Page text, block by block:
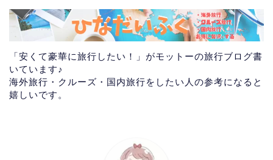
「安くて豪華に旅行したい！」がモットーの旅行ブログ書
いています♪
海外旅行・クルーズ・国内旅行をしたい人の参考になると
嬉しいです。